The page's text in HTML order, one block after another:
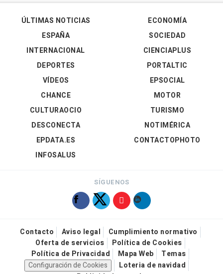
ÚLTIMAS NOTICIAS
ESPAÑA
INTERNACIONAL
DEPORTES
VÍDEOS
ECONOMÍA
SOCIEDAD
CIENCIAPLUS
PORTALTIC
EPSOCIAL
CHANCE
CULTURAOCIO
DESCONECTA
EPDATA.ES
INFOSALUS
MOTOR
TURISMO
NOTIMÉRICA
CONTACTOPHOTO
SÍGUENOS
Contacto Aviso legal
Cumplimiento normativo
Oferta de servicios
Política de Cookies
Política de Privacidad
Mapa Web
Temas
Configuración de Cookies
Loteria de navidad